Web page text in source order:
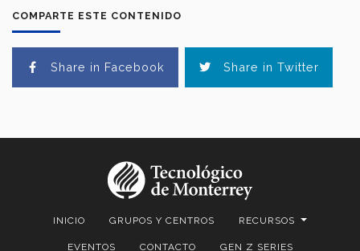
COMPARTE ESTE CONTENIDO
Share in Facebook Share in Twitter
INICIO GRUPOS Y CENTROS RECURSOS
EVENTOS CONTACTO GEN Z SERIES